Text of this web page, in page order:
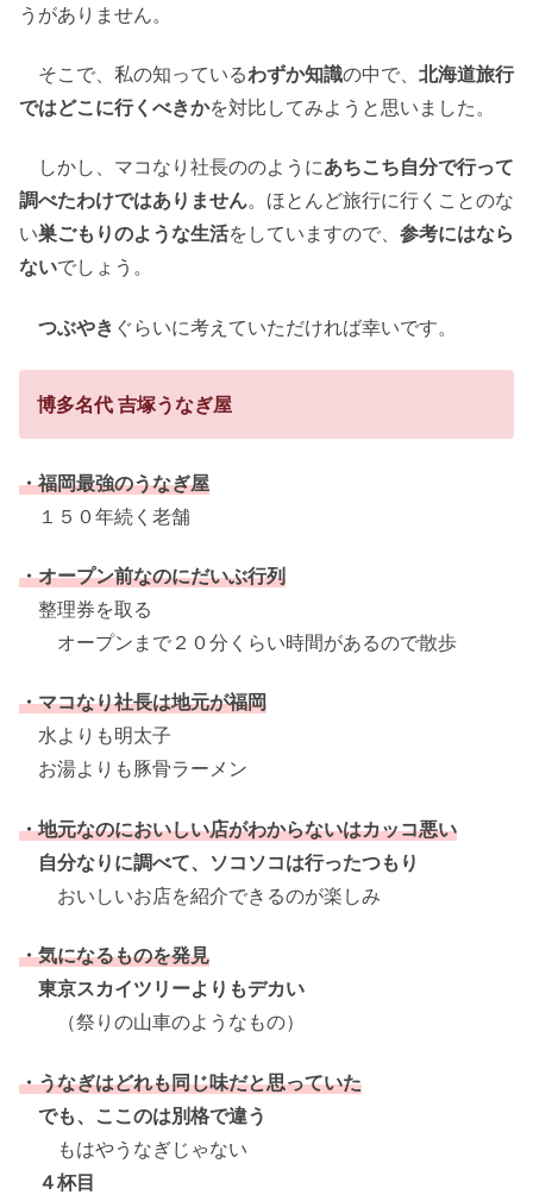
うがありません。
そこで、私の知っているわずか知識の中で、 北海道旅行
ではどこに行くべきかを対比してみようと思いました。
しかし、マコなり社長ののようにあちこち自分で行って
調べたわけではありません。ほとんど旅行に行くことのな
い巣ごもりのような生活をしていますので、 参考にはなら
ないでしょう。
つぶやき ぐらいに考えていただければ幸いです。
博多名代 吉塚うなぎ屋
・福岡最強のうなぎ屋
１５０年続く老舗
・オープン前なのにだいぶ行列
整理券を取る
オープンまで２０分くらい時間があるので散歩
・マコなり社長は地元が福岡
水よりも明太子
お湯よりも豚骨ラーメン
・地元なのにおいしい店がわからないはカッコ悪い
自分なりに調べて、ソコソコは行ったつもり
おいしいお店を紹介できるのが楽しみ
・気になるものを発見
東京スカイツリーよりもデカい
（祭りの山車のようなもの）
・うなぎはどれも同じ味だと思っていた
でも、ここのは別格で違う
もはやうなぎじゃない
４杯目